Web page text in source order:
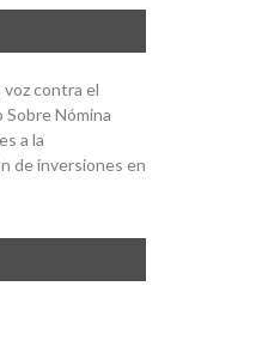
voz contra el
Nómina
a la
de inversiones en